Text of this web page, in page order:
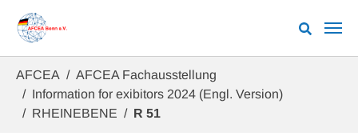
AFCEA
AFCEA Fachausstellung
Information for exibitors 2024 (Engl. Version)
RHEINEBENE
R 51